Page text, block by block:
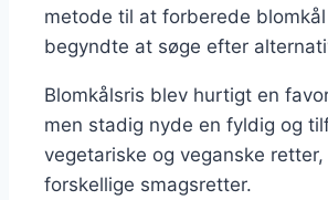
metode til at forberede
begyndte at søge efter
Blomkålsris blev hurtigt en
men stadig nyde en fyldig og
vegetariske og veganske
forskellige smagsretter.